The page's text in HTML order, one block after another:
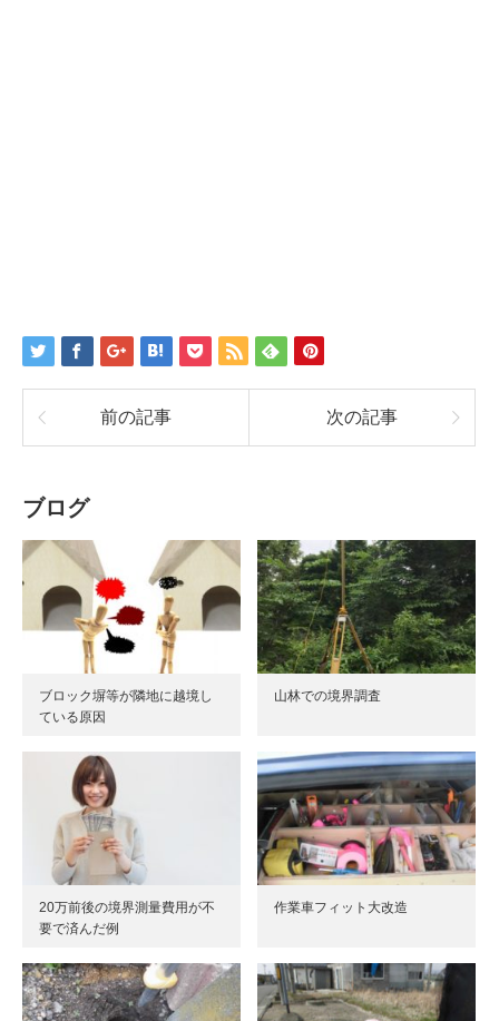
前の記事 次の記事
ブログ
ブロック塀等が隣地に越境し
ている原因
山林での境界調査
20万前後の境界測量費用が不
要で済んだ例
作業車フィット大改造